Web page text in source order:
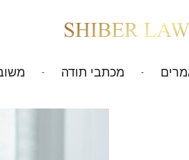
מכתבי תודה